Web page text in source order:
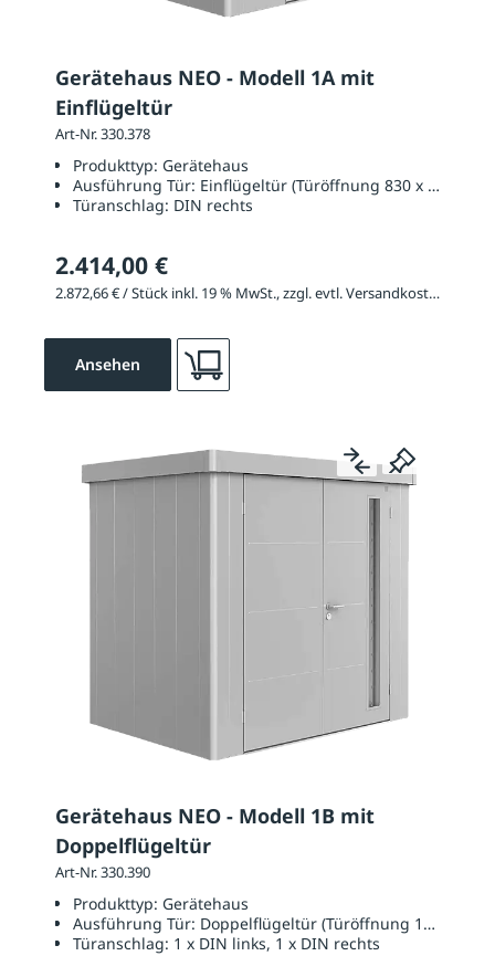
Gerätehaus NEO - Modell 1A mit
Einflügeltür
Art-Nr. 330.378
Produkttyp: Gerätehaus
Ausführung Tür: Einflügeltür (Türöffnung 830 x 2000
Türanschlag: DIN rechts
2.414,00 €
2.872,66 € / Stück inkl. 19 % MwSt., zzgl. evtl. Versandkosten
Ansehen
Gerätehaus NEO - Modell 1B mit
Doppelflügeltür
Art-Nr. 330.390
Produkttyp: Gerätehaus
Ausführung Tür: Doppelflügeltür (Türöffnung 1670 x
Türanschlag: 1 x DIN links, 1 x DIN rechts